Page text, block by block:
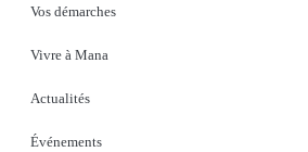
Vos démarches
Vivre à Mana
Actualités
Événements